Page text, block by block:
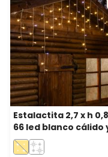
Estalactita 2,7 x h
66 led blanco cálido
frío, cable
transparente,